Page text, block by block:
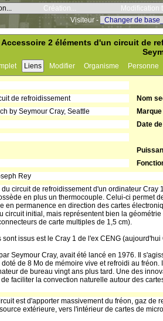
Création... Modification
Visiteur -
_Changer de base_
Accessoire 2 éléments d'un circuit de
Liens Modifier Organisme Personne
de refroidissement Nom
by Seymour Cray, Seattle
Marque
Date
Rey
circuit de refroidissement d'un ordinateur
en plus un thermocouple. Celui-ci permet
en permanence en direction des cartes
circuit initial, mais représentent bien la
de carte multiples de 1,5 cm).
sont issus est le Cray 1 de l'ex CENG
Seymour Cray, avait été lancé en 1976. Il
de 8 Mo de mémoire vive et refroidi au
de bureau vingt ans plus tard. Une des
faciliter la convection naturelle autour des
est d'apporter massivement du fréon, gaz
extérieure, vers l'intérieur de cartes de